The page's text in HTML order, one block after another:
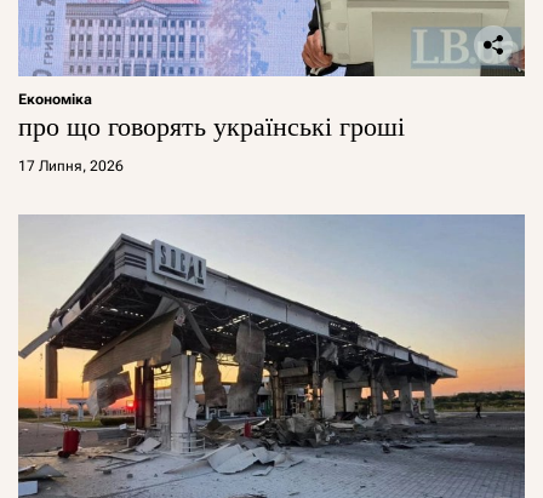
Економіка
про що говорять українські гроші
17 Липня, 2026